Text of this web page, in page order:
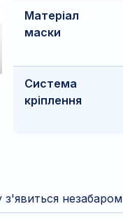
Матеріал
маски
Система
кріплення
незабаром